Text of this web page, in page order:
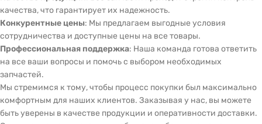
качества, что гарантирует их надежность.
Конкурентные цены: Мы предлагаем выгодные условия
сотрудничества и доступные цены на все товары.
Профессиональная поддержка: Наша команда готова ответить
на все ваши вопросы и помочь с выбором необходимых
запчастей.
Мы стремимся к тому, чтобы процесс покупки был максимально
комфортным для наших клиентов. Заказывая у нас, вы можете
быть уверены в качестве продукции и оперативности доставки.